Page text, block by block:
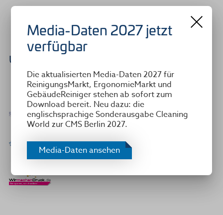
Unsere Top-Partner
Media-Daten 2027 jetzt
verfügbar
Die aktualisierten Media-Daten 2027 für
ReinigungsMarkt, ErgonomieMarkt und
GebäudeReiniger stehen ab sofort zum
Download bereit. Neu dazu: die
englischsprachige Sonderausgabe Cleaning
World zur CMS Berlin 2027.
Media-Daten ansehen